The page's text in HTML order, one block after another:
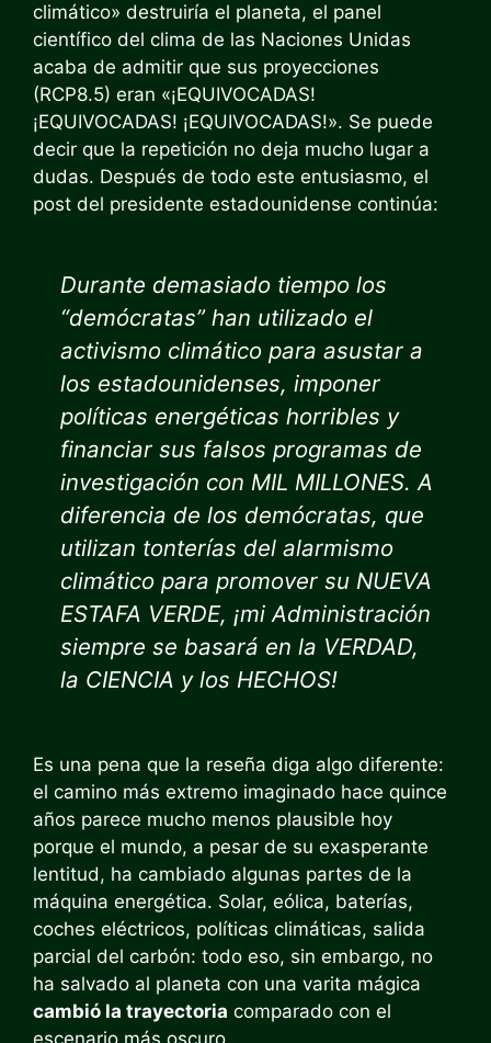
climático» destruiría el planeta, el panel
científico del clima de las Naciones Unidas
acaba de admitir que sus proyecciones
(RCP8.5) eran «¡EQUIVOCADAS!
¡EQUIVOCADAS! ¡EQUIVOCADAS!». Se puede
decir que la repetición no deja mucho lugar a
dudas. Después de todo este entusiasmo, el
post del presidente estadounidense continúa:
Durante demasiado tiempo los
“demócratas” han utilizado el
activismo climático para asustar a
los estadounidenses, imponer
políticas energéticas horribles y
financiar sus falsos programas de
investigación con MIL MILLONES. A
diferencia de los demócratas, que
utilizan tonterías del alarmismo
climático para promover su NUEVA
ESTAFA VERDE, ¡mi Administración
siempre se basará en la VERDAD,
la CIENCIA y los HECHOS!
Es una pena que la reseña diga algo diferente:
el camino más extremo imaginado hace quince
años parece mucho menos plausible hoy
porque el mundo, a pesar de su exasperante
lentitud, ha cambiado algunas partes de la
máquina energética. Solar, eólica, baterías,
coches eléctricos, políticas climáticas, salida
parcial del carbón: todo eso, sin embargo, no
ha salvado al planeta con una varita mágica
cambió la trayectoria comparado con el